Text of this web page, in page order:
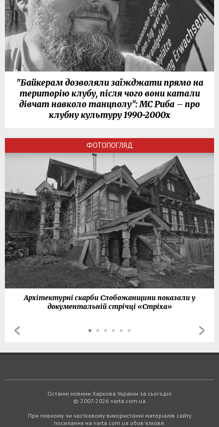
"Байкерам дозволяли заїжджати прямо на
територію клубу, після чого вони катали
дівчат навколо танцполу": МС Риба – про
клубну культуру 1990-2000х
ФОТОПОГЛЯД
Архітектурні скарби Слобожанщини показали у
документальній стрічці «Стріха»
Останні новини Харкова України за сьогодні
© 2007-2026 varta.com.ua
При повному чи частковому використанні матеріалів сайту
посилання на varta.com.ua обов'язкове.